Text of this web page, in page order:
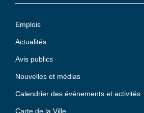
Emplois
Actualités
Avis publics
Nouvelles et médias
Calendrier des événements et activités
Carte de la Ville